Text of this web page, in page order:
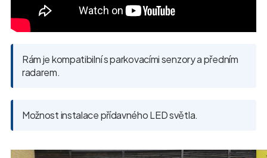
Rám je kompatibilní s parkovacími senzory a předním
radarem.
Možnost instalace přídavného LED světla.